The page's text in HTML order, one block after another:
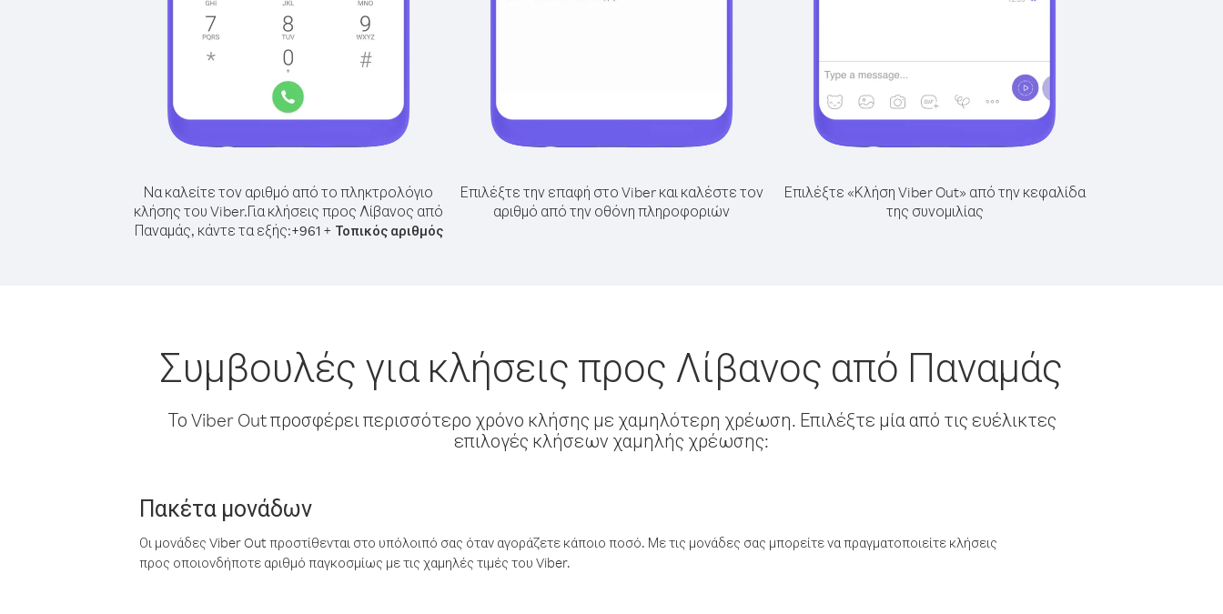
Να καλείτε τον αριθμό από το πληκτρολόγιο
κλήσης του Viber.Για κλήσεις προς Λίβανος από
Παναμάς, κάντε τα εξής:+961+ Τοπικός αριθμός
Επιλέξτε την επαφή στο Viber και καλέστε τον
αριθμό από την οθόνη πληροφοριών
Επιλέξτε «Κλήση Viber Out» από την κεφαλίδα
της συνομιλίας
Συμβουλές για κλήσεις προς Λίβανος από Παναμάς
Το Viber Out προσφέρει περισσότερο χρόνο κλήσης με χαμηλότερη χρέωση. Επιλέξτε μία από τις ευέλικτες
επιλογές κλήσεων χαμηλής χρέωσης:
Πακέτα μονάδων
Οι μονάδες Viber Out προστίθενται στο υπόλοιπό σας όταν αγοράζετε κάποιο ποσό. Με τις μονάδες σας μπορείτε να πραγματοποιείτε κλήσεις
προς οποιονδήποτε αριθμό παγκοσμίως με τις χαμηλές τιμές του Viber.